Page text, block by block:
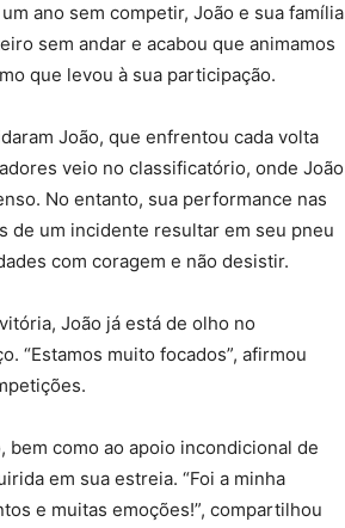
ano sem competir, João e sua família
sem andar e acabou que animamos
que levou à sua participação.
João, que enfrentou cada volta
veio no classificatório, onde João
No entanto, sua performance nas
de um incidente resultar em seu pneu
com coragem e não desistir.
João já está de olho no
“Estamos muito focados”, afirmou
como ao apoio incondicional de
em sua estreia. “Foi a minha
e muitas emoções!”, compartilhou